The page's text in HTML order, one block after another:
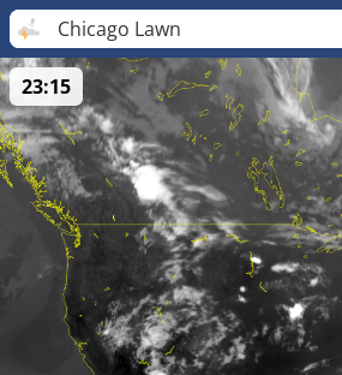
Chicago Lawn
23:15